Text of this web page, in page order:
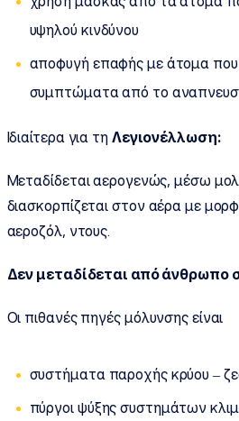
υψηλού κινδύνου
αποφυγή επαφής με άτομα που
συμπτώματα από το
Ιδιαίτερα για τη Λεγιονέλλωση:
Μεταδίδεται αερογενώς, μέσω
διασκορπίζεται στον αέρα με
αεροζόλ, ντους.
Δεν μεταδίδεται από άνθρωπο
Οι πιθανές πηγές μόλυνσης είναι
συστήματα παροχής κρύου –
πύργοι ψύξης συστημάτων